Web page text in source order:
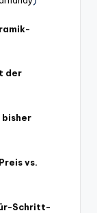
der
bisher
vs.
Schritt-